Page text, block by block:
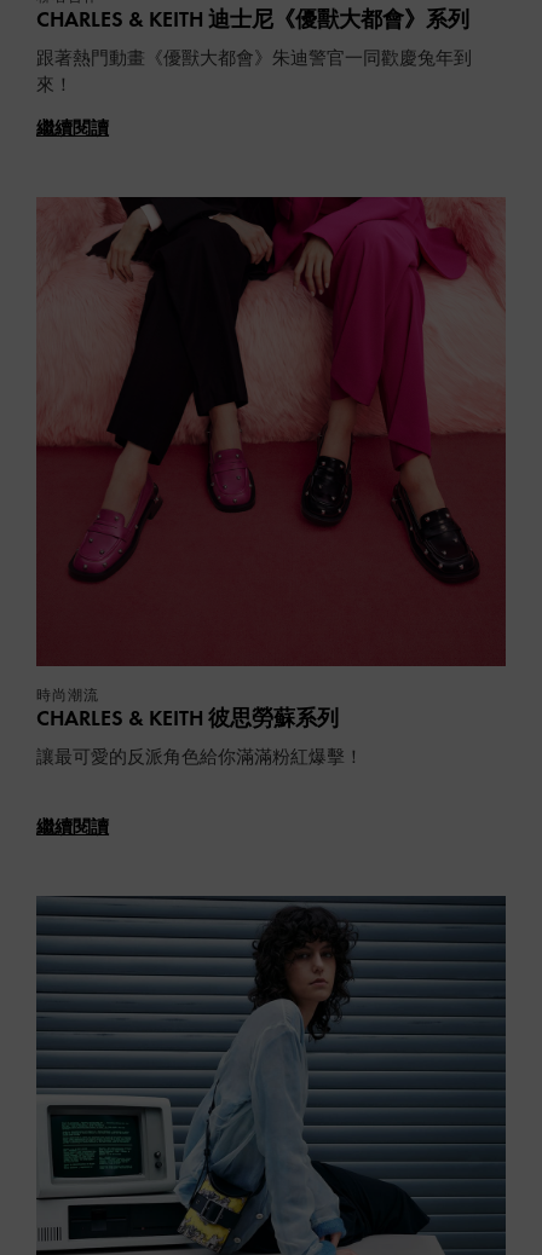
CHARLES & KEITH 迪士尼《優獸大都會》系列
跟著熱門動畫《優獸大都會》朱迪警官一同歡慶兔年到
來！
繼續閱讀
時尚潮流
CHARLES & KEITH 彼思勞蘇系列
讓最可愛的反派角色給你滿滿粉紅爆擊！
繼續閱讀